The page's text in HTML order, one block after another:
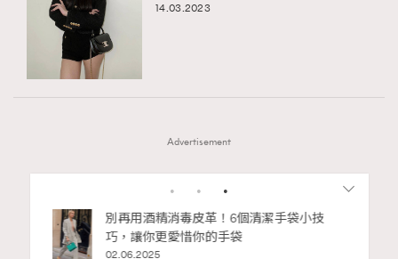
14.03.2023
Advertisement
1 2 3 4 5
別再用酒精消毒皮革！6個清潔手袋小技
巧，讓你更愛惜你的手袋
02.06.2025